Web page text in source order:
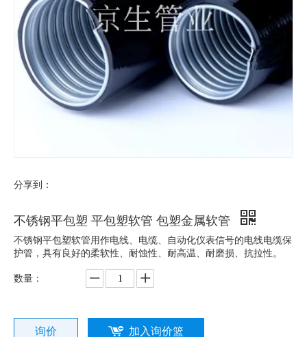
分享到：
不锈钢平包塑 平包塑软管 包塑金属软管
不锈钢平包塑软管用作电线、电缆、自动化仪表信号的电线电缆保
护管，具有良好的柔软性、耐蚀性、耐高温、耐磨损、抗拉性。
数量：
询价 加入询价篮